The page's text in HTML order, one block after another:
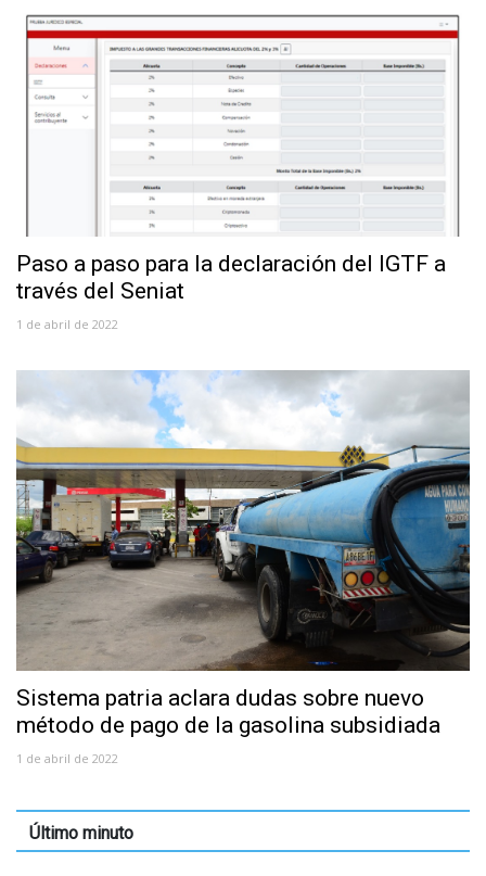
Paso a paso para la declaración del IGTF a
través del Seniat
1 de abril de 2022
Sistema patria aclara dudas sobre nuevo
método de pago de la gasolina subsidiada
1 de abril de 2022
Último minuto